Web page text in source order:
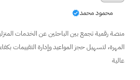
محمود محمد
منصة رقمية تجمع بين الباحثين عن الخدمات
المهرة، لتسهيل حجز المواعيد وإدارة التقييمات
عالية